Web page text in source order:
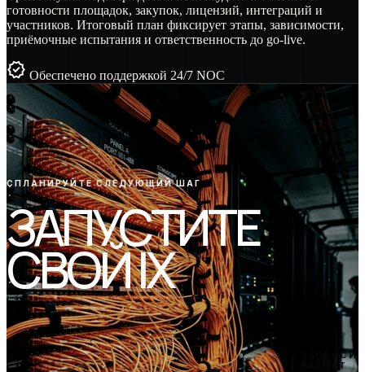
готовности площадок, закупок, лицензий, интеграций и
участников. Итоговый план фиксирует этапы, зависимости,
приёмочные испытания и ответственность до go-live.
verified Обеспечено поддержкой 24/7 NOC
СПЛАНИРУЙТЕ СЛЕДУЮЩИЙ ШАГ
ЗАПУСТИТЕ
СВОЙ IX
РАСЧЁТ